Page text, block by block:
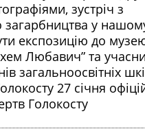
зустріч з
загарбництва у
експозицію до
Любавич” та
загальноосвітніх
27 січня
Голокосту